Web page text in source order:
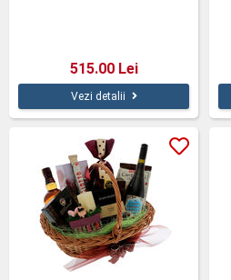
515.00 Lei
Vezi detalii